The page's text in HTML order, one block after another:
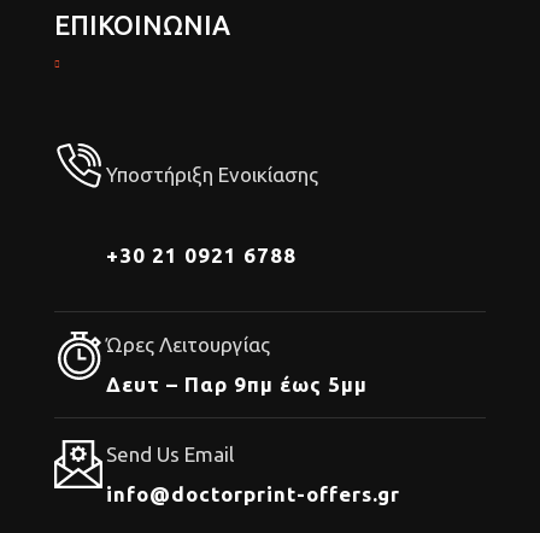
ΕΠΙΚΟΙΝΩΝΙΑ
Υποστήριξη Ενοικίασης
+30 21 0921 6788
Ώρες Λειτουργίας
Δευτ – Παρ 9πμ έως 5μμ
Send Us Email
info@doctorprint-offers.gr